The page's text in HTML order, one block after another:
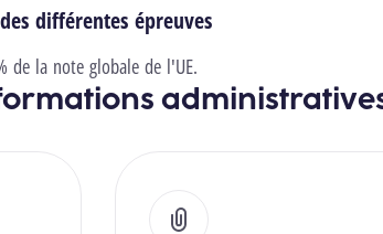
différentes épreuves
de la note globale de l'UE.